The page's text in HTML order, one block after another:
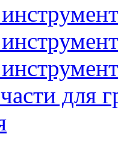
для